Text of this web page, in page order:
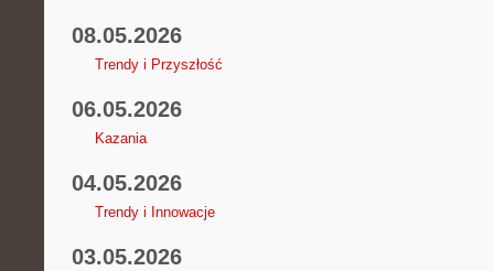
08.05.2026
Trendy i Przyszłość
06.05.2026
Kazania
04.05.2026
Trendy i Innowacje
03.05.2026